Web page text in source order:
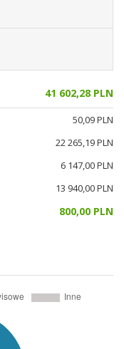
41 602,28 PLN
50,09 PLN
22 265,19 PLN
6 147,00 PLN
13 940,00 PLN
800,00 PLN